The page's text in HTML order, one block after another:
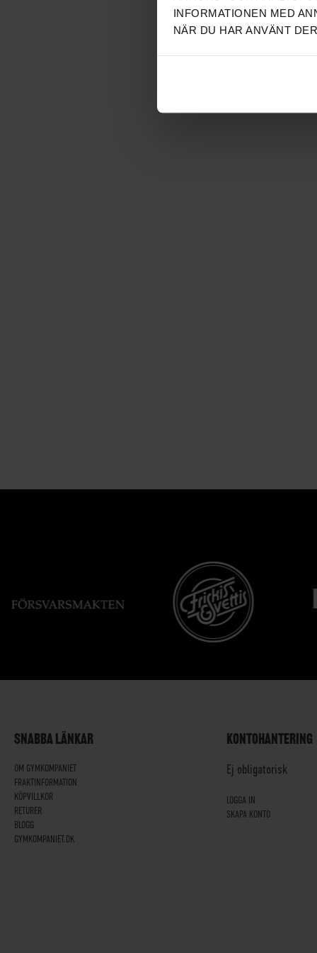
INFORMATIONEN MED
NÄR DU HAR ANVÄNT
SNABBA LÄNKAR
OM GYMKOMPANIET
FRAKTINFORMATION
KÖPVILLKOR
RETURER
BLOGG
GYMKOMPANIET.DK
KONTOHANTERING
Ej obligatorisk
LOGGA IN
SKAPA KONTO